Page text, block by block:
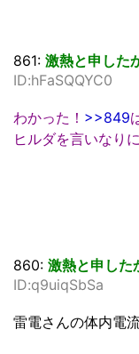
861: 激熱と申した
ID:hFaSQQYC0
わかった！ >>849
ヒルダを言いなり
860: 激熱と申した
ID:q9uiqSbSa
雷電さんの体内電